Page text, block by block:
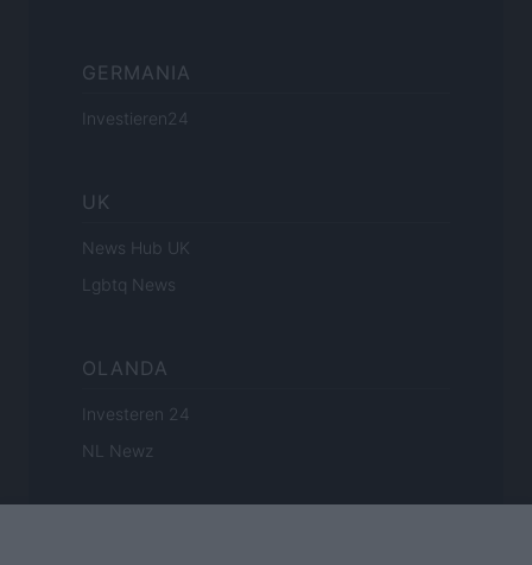
GERMANIA
Investieren24
UK
News Hub UK
Lgbtq News
OLANDA
Investeren 24
NL Newz